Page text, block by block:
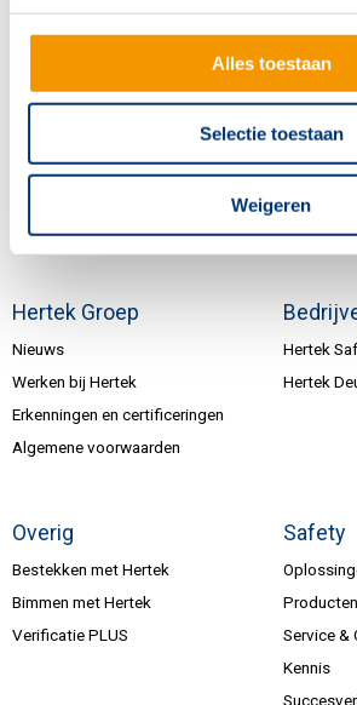
Alles toestaan
Selectie toestaan
Weigeren
Hertek Groep
Nieuws
Werken bij Hertek
Erkenningen en certificeringen
Algemene voorwaarden
Hertek
Hertek
Overig
Bestekken met Hertek
Bimmen met Hertek
Verificatie PLUS
Safety
Producten
Service &
Kennis
info@hertek.nl